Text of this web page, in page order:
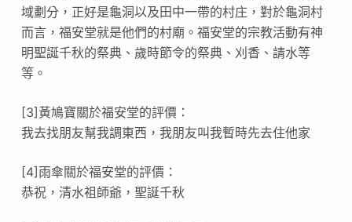
域劃分，正好是龜洞以及田中一帶的村庄，對於龜洞村
而言，福安堂就是他們的村廟。福安堂的宗教活動有神
明聖誕千秋的祭典、歲時節令的祭典、刈香、請水等
等。
[3]黃鳩寶關於福安堂的評價：
我去找朋友幫我調東西，我朋友叫我暫時先去住他家
[4]雨傘關於福安堂的評價：
恭祝，清水祖師爺，聖誕千秋